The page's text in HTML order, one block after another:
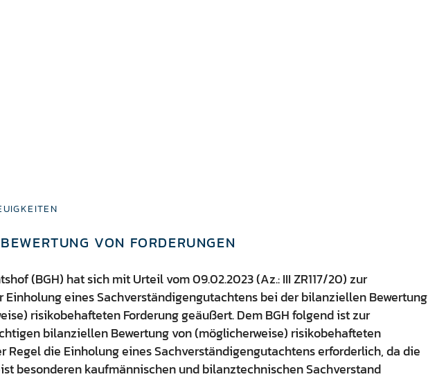
VON FORDERUNGEN
(BGH) hat sich mit Urteil vom 09.02.2023 (Az.: III ZR117/20) zur
Einholung eines Sachverständigengutachtens bei der bilanziellen Bewertung
risikobehafteten Forderung geäußert. Dem BGH folgend ist zur
bilanziellen Bewertung von (möglicherweise) risikobehafteten
Regel die Einholung eines Sachverständigengutachtens erforderlich, da die
besonderen kaufmännischen und bilanztechnischen Sachverstand